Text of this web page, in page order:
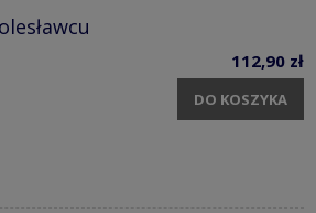
112,90 zł
DO KOSZYKA